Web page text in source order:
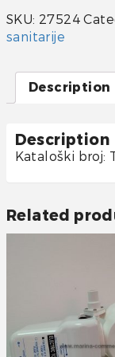
19/19/25
mm
quantity
SKU: 27524
sanitarije
Description
Description
Kataloški broj:
Related